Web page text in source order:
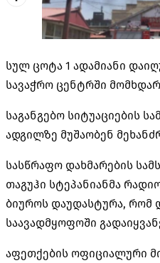
სულ ცოტა 1 ადამიანი
სავაჭრო ცენტრში
საგანგებო სიტუაციების
ადგილზე მუშაობენ
სასწრაფო დახმარების
თაგუჰი სტეპანიანმა
ბიუროს დაუდასტურა, რომ
საავადმყოფოში
აფეთქების ოფიციალური